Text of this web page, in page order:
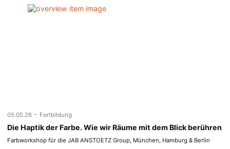
05.05.26 - Fortbildung
Die Haptik der Farbe. Wie wir Räume mit dem Blick berühren
Farbworkshop für die JAB ANSTOETZ Group, München, Hamburg & Berlin